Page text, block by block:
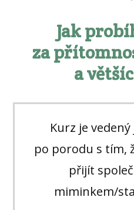
Jak
za
a
Kurz je vedený
po porodu s tím,
přijít
miminkem/